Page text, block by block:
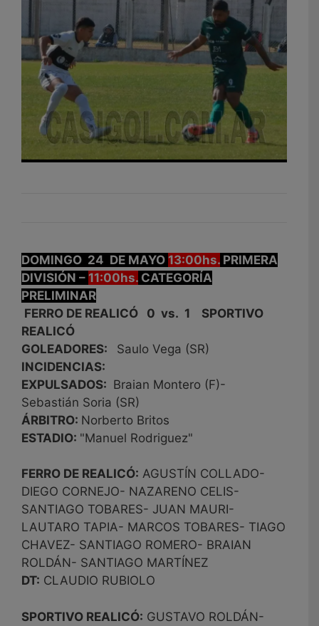
DOMINGO 24 DE MAYO 13:00hs. PRIMERA
DIVISIÓN – 11:00hs. CATEGORÍA
PRELIMINAR
FERRO DE REALICÓ 0 vs. 1 SPORTIVO
REALICÓ
GOLEADORES:
Saulo Vega (SR)
INCIDENCIAS:
EXPULSADOS: Braian Montero (F)-
Sebastián Soria (SR)
ÁRBITRO: Norberto Britos
ESTADIO: "Manuel Rodriguez"
FERRO DE REALICÓ: AGUSTÍN COLLADO-
DIEGO CORNEJO- NAZARENO CELIS-
SANTIAGO TOBARES- JUAN MAURI-
LAUTARO TAPIA- MARCOS TOBARES- TIAGO
CHAVEZ- SANTIAGO ROMERO- BRAIAN
ROLDÁN- SANTIAGO MARTÍNEZ
DT: CLAUDIO RUBIOLO
SPORTIVO REALICÓ: GUSTAVO ROLDÁN-